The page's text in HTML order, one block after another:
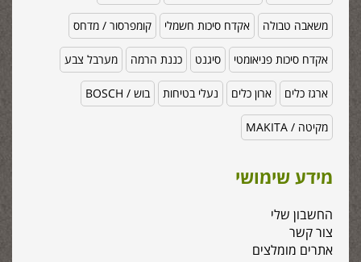
משאבה טבולה אקדח סיכות חשמלי קומפרסור / מדחס
אקדח סיכות פניאומטי סיגנט כננת הרמה מערבל צבע
ארגז כלים ארון כלים נעלי בטיחות בוש / BOSCH
מקיטה / MAKITA
מידע שימושי
החשבון שלי
צור קשר
אתרים מומלצים